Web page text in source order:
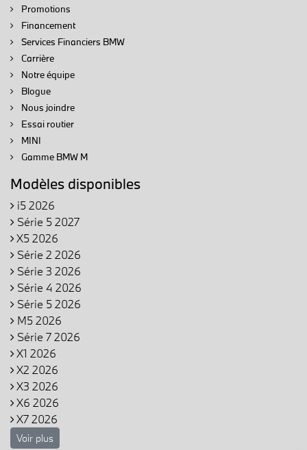
Promotions
Financement
Services Financiers BMW
Carrière
Notre équipe
Blogue
Nous joindre
Essai routier
MINI
Gamme BMW M
Modèles disponibles
i5 2026
Série 5 2027
X5 2026
Série 2 2026
Série 3 2026
Série 4 2026
Série 5 2026
M5 2026
Série 7 2026
X1 2026
X2 2026
X3 2026
X6 2026
X7 2026
Voir plus